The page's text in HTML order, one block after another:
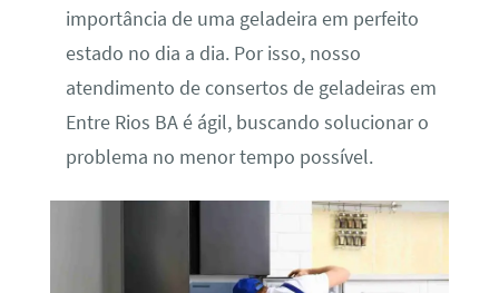
importância de uma geladeira em perfeito
estado no dia a dia. Por isso, nosso
atendimento de consertos de geladeiras em
Entre Rios BA é ágil, buscando solucionar o
problema no menor tempo possível.